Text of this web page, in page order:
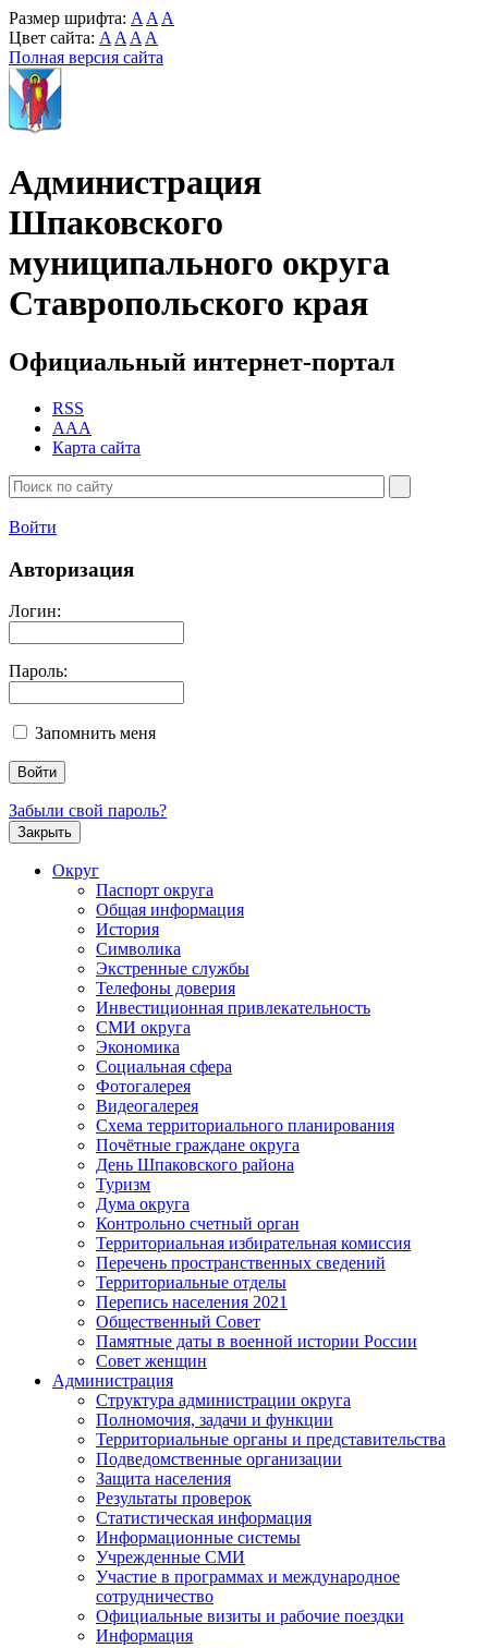
Размер шрифта: A A A
Цвет сайта: A A A A
Полная версия сайта
Администрация
Шпаковского
муниципального округа
Ставропольского края
Официальный интернет-портал
RSS
AAA
Карта сайта
Войти
Авторизация
Логин:
Пароль:
Запомнить меня
Забыли свой пароль?
Закрыть
Округ
Паспорт округа
Общая информация
История
Символика
Экстренные службы
Телефоны доверия
Инвестиционная привлекательность
СМИ округа
Экономика
Социальная сфера
Фотогалерея
Видеогалерея
Схема территориального планирования
Почётные граждане округа
День Шпаковского района
Туризм
Дума округа
Контрольно счетный орган
Территориальная избирательная комиссия
Перечень пространственных сведений
Территориальные отделы
Перепись населения 2021
Общественный Совет
Памятные даты в военной истории России
Совет женщин
Администрация
Структура администрации округа
Полномочия, задачи и функции
Территориальные органы и представительства
Подведомственные организации
Защита населения
Результаты проверок
Статистическая информация
Информационные системы
Учрежденные СМИ
Участие в программах и международное
сотрудничество
Официальные визиты и рабочие поездки
Информация